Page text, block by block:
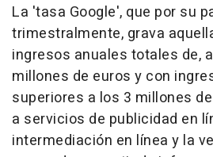
La 'tasa Google', que por su
trimestralmente, grava
ingresos anuales totales de,
millones de euros y con
superiores a los 3 millones
a servicios de publicidad en
intermediación en línea y la